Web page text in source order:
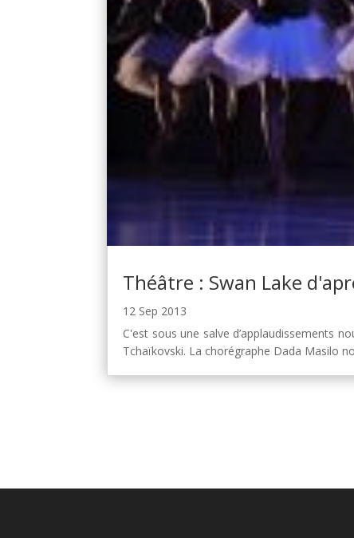
Théâtre : Swan Lake
12 Sep 2013
C'est sous une salve d’applaudissements
Tchaïkovski. La chorégraphe Dada Masilo